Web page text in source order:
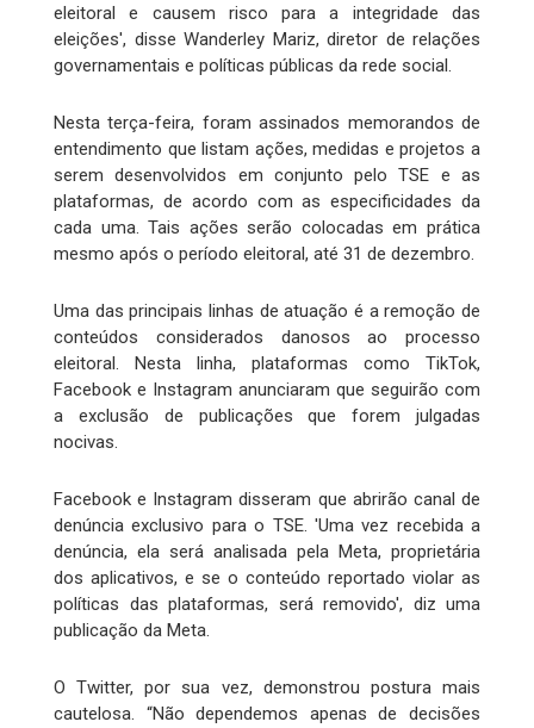
eleitoral e causem risco para a integridade das
eleições', disse Wanderley Mariz, diretor de relações
governamentais e políticas públicas da rede social.
Nesta terça-feira, foram assinados memorandos de
entendimento que listam ações, medidas e projetos a
serem desenvolvidos em conjunto pelo TSE e as
plataformas, de acordo com as especificidades da
cada uma. Tais ações serão colocadas em prática
mesmo após o período eleitoral, até 31 de dezembro.
Uma das principais linhas de atuação é a remoção de
conteúdos considerados danosos ao processo
eleitoral. Nesta linha, plataformas como TikTok,
Facebook e Instagram anunciaram que seguirão com
a exclusão de publicações que forem julgadas
nocivas.
Facebook e Instagram disseram que abrirão canal de
denúncia exclusivo para o TSE. 'Uma vez recebida a
denúncia, ela será analisada pela Meta, proprietária
dos aplicativos, e se o conteúdo reportado violar as
políticas das plataformas, será removido', diz uma
publicação da Meta.
O Twitter, por sua vez, demonstrou postura mais
cautelosa. “Não dependemos apenas de decisões